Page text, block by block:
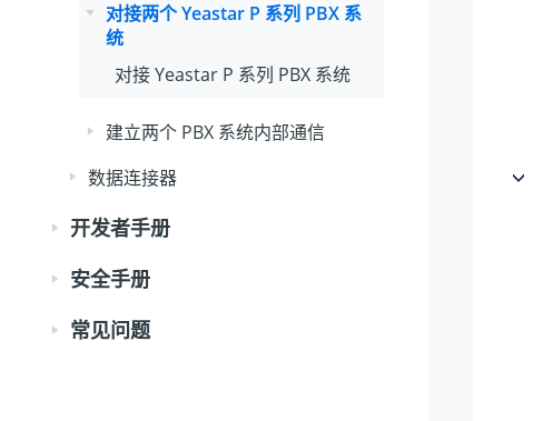
对接两个 Yeastar P 系列 PBX 系
统
对接 Yeastar P 系列 PBX 系统
建立两个 PBX 系统内部通信
数据连接器
开发者手册
安全手册
常见问题